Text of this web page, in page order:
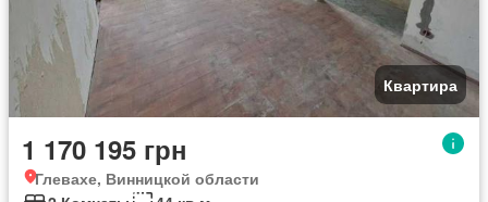
Квартира
1 170 195 грн
Глевахе, Винницкой области